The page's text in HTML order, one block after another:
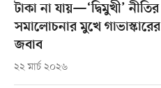
টাকা না যায়—‘দ্বিমুখী’ নীতির
সমালোচনার মুখে গাভাস্কারের
জবাব
২২ মার্চ ২০২৬